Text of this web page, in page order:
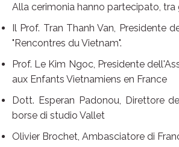
Alla cerimonia hanno partecipato, tra
Il Prof. Tran Thanh Van, Presidente
"Rencontres du Vietnam".
Prof. Le Kim Ngoc, Presidente
aux Enfants Vietnamiens en France
Dott. Esperan Padonou, Direttore
borse di studio Vallet
Olivier Brochet, Ambasciatore di